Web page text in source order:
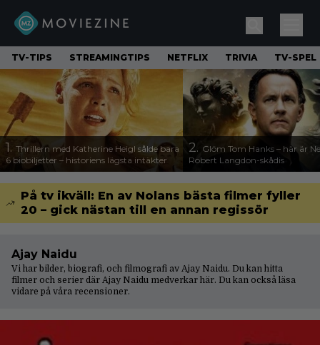
TV-TIPS STREAMINGTIPS NETFLIX TRIVIA TV-SPEL
1. Thrillern med Katherine Heigl sålde bara
6 biobiljetter – historiens lägsta intäkter
2. Glöm Tom Hanks – här är
Robert Langdon-skådis
På tv ikväll: En av Nolans bästa filmer fyller
20 – gick nästan till en annan regissör
Ajay Naidu
Vi har bilder, biografi, och filmografi av Ajay Naidu. Du kan hitta
filmer och serier där Ajay Naidu medverkar här. Du kan också läsa
vidare på våra recensioner.